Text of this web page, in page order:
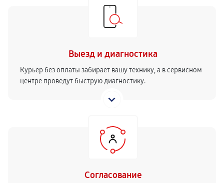
Выезд и диагностика
Курьер без оплаты забирает вашу технику, а в сервисном
центре проведут быструю диагностику.
Согласование